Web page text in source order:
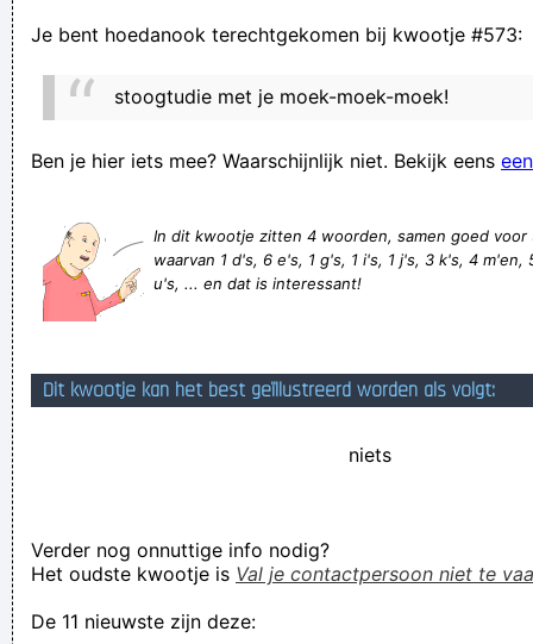
moot ich op dei site goan kieke zieker
Nogmaal het bewijs dat met gewoon te gaan werken je niet
Hi!? Topnewsagency is here.I have been working with a team
release writing. I can Dist
Iemand een koekje voor het bloeden geven
Grienda woonde op haar tweeënveertigste nog steeds thuis.
Tijdens de modeweek van Parijs is dinsdag opschudding
the fashionshow the katwandel were upgerand
als er met modder wordt gegooid moet men zich bukken
Verknoei je tijd op een nuttige manier!
Je bent hoedanook terechtgekomen bij kwootje #573:
stoogtudie met je moek-moek-moek!
Ben je hier iets mee? Waarschijnlijk niet. Bekijk eens
In dit kwootje zitten 4 woorden, samen goed
waarvan 1 d's, 6 e's, 1 g's, 1 i's, 1 j's, 3 k's, 4 m'en,
u's, ... en dat is interessant!
Dit kwootje kan het best geïllustreerd worden als volgt:
niets
Verder nog onnuttige info nodig?
Het oudste kwootje is Val je contactpersoon niet te
De 11 nieuwste zijn deze: